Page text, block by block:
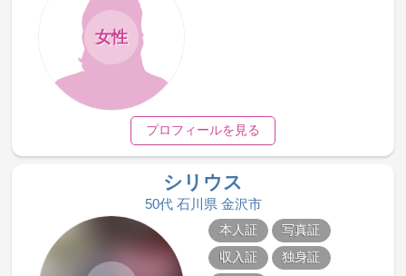
女性
プロフィールを見る
シリウス
50代 石川県 金沢市
本人証
写真証
収入証
独身証